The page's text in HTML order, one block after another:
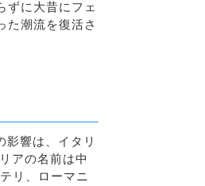
ずに大昔にフェ
た潮流を復活さ
響は、イタリ
アの名前は中
リ、ローマニ